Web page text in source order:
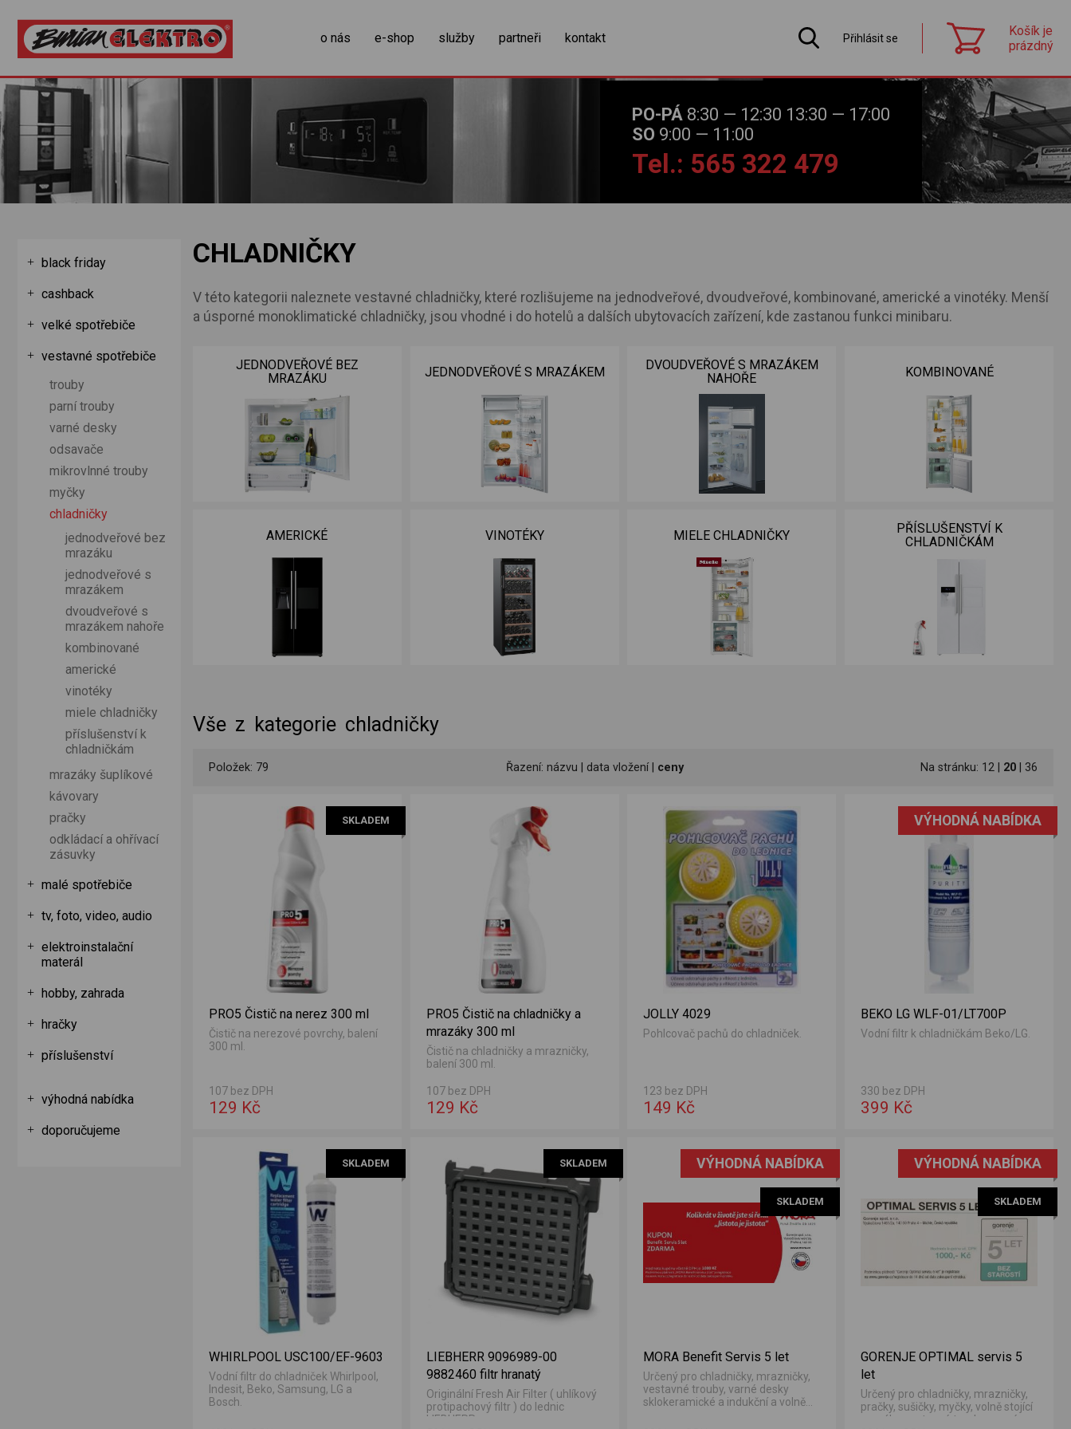
o nás e-shop služby partneři kontakt Přihlásit se
Košík je
prázdný
zobrazit obsah košíku
PO-PÁ 8:30 — 12:30 13:30 — 17:00
SO 9:00 — 11:00
Tel.: 565 322 479
CHLADNIČKY
V této kategorii naleznete vestavné chladničky, které rozlišujeme na jednodveřové, dvoudveřové, kombinované, americké a vinotéky. Menší
a úsporné monoklimatické chladničky, jsou vhodné i do hotelů a dalších ubytovacích zařízení, kde zastanou funkci minibaru.
JEDNODVEŘOVÉ BEZ
MRAZÁKU
JEDNODVEŘOVÉ S MRAZÁKEM
DVOUDVEŘOVÉ S MRAZÁKEM
NAHOŘE
KOMBINOVANÉ
AMERICKÉ VINOTÉKY MIELE CHLADNIČKY
PŘÍSLUŠENSTVÍ K
CHLADNIČKÁM
chladničkám
Vše z kategorie chladničky
Položek: 79 Řazení: názvu data vložení| ceny Na stránku: 12 20 36
SKLADEM
PRO5 Čistič na nerez 300 ml
Čistič na nerezové povrchy, balení
300 ml.
107 bez DPH
129 Kč
PRO5 Čistič na chladničky a
mrazáky 300 ml
Čistič na chladničky a mrazničky,
balení 300 ml.
107 bez DPH
129 Kč
JOLLY 4029
Pohlcovač pachů do chladniček.
123 bez DPH
149 Kč
VÝHODNÁ NABÍDKA
BEKO LG WLF-01/LT700P
Vodní filtr k chladničkám Beko/LG.
330 bez DPH
399 Kč
SKLADEM
WHIRLPOOL USC100/EF-9603
Vodní filtr do chladniček Whirlpool,
Indesit, Beko, Samsung, LG a
Bosch.
SKLADEM
LIEBHERR 9096989-00
9882460 filtr hranatý
Originální Fresh Air Filter ( uhlíkový
protipachový filtr ) do lednic
LIEBHERR.
VÝHODNÁ NABÍDKA
SKLADEM
MORA Benefit Servis 5 let
Určený pro chladničky, mrazničky,
vestavné trouby, varné desky
sklokeramické a indukční a volně
VÝHODNÁ NABÍDKA
SKLADEM
GORENJE OPTIMAL servis 5
let
Určený pro chladničky, mrazničky,
pračky, sušičky, myčky, volně stojící
sporáky, vestavné trouby, varné
black friday
cashback
velké spotřebiče
vestavné spotřebiče
trouby
parní trouby
varné desky
odsavače
mikrovlnné trouby
myčky
chladničky
jednodveřové bez
mrazáku
jednodveřové s
mrazákem
dvoudveřové s
mrazákem nahoře
kombinované
americké
vinotéky
miele chladničky
příslušenství k
chladničkám
mrazáky šuplíkové
kávovary
pračky
odkládací a ohřívací
zásuvky
malé spotřebiče
tv, foto, video, audio
elektroinstalační
materál
hobby, zahrada
hračky
příslušenství
výhodná nabídka
doporučujeme